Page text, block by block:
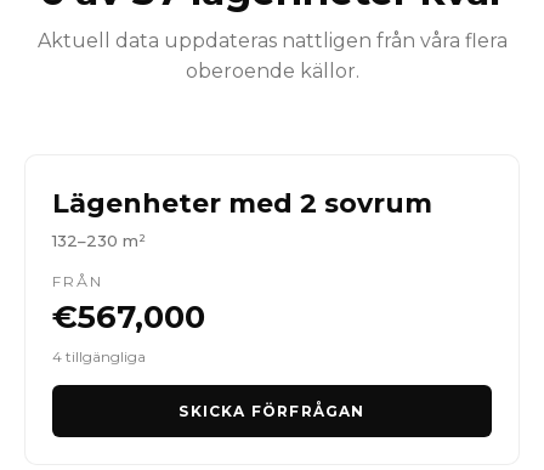
Aktuell data uppdateras nattligen från våra flera
oberoende källor.
Lägenheter med 2 sovrum
132–230 m²
FRÅN
€567,000
4 tillgängliga
SKICKA FÖRFRÅGAN